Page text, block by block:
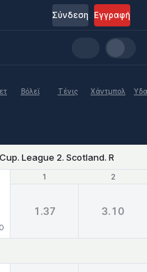
Εγγραφή
Σύνδεση
Βόλεϊ Τένις Χάντμπολ
League 2. Scotland.
1 2
1 2
1.37 3.10